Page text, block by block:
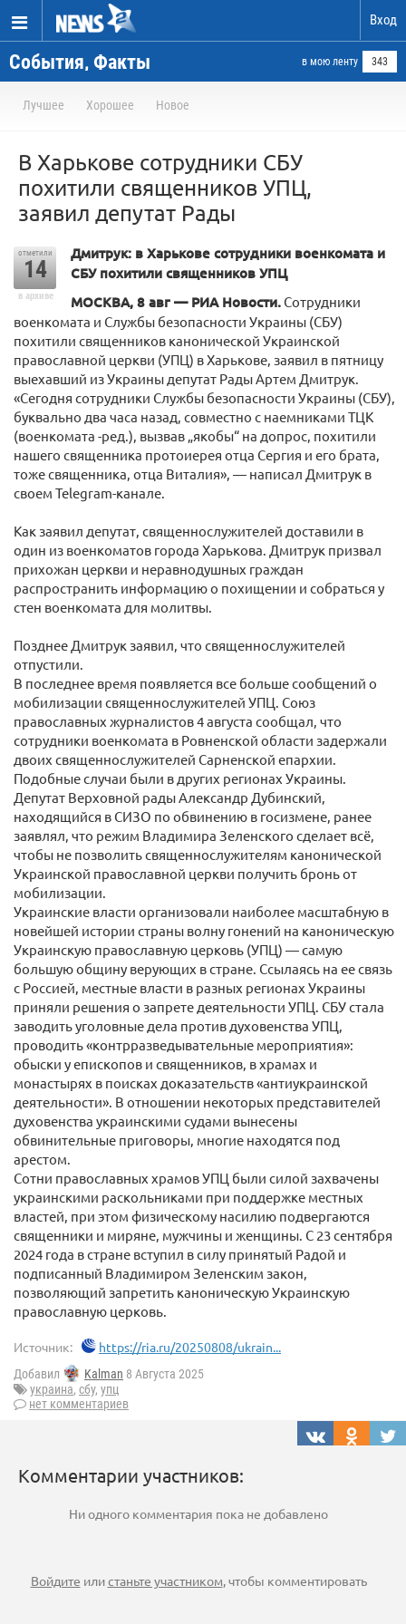
Вход
События, Факты в мою ленту 343
Лучшее Хорошее Новое
В Харькове сотрудники СБУ
похитили священников УПЦ,
заявил депутат Рады
отметили
14
в архиве
Дмитрук: в Харькове сотрудники военкомата и
СБУ похитили священников УПЦ
МОСКВА, 8 авг — РИА Новости. Сотрудники
военкомата и Службы безопасности Украины (СБУ)
похитили священников канонической Украинской
православной церкви (УПЦ) в Харькове, заявил в пятницу
выехавший из Украины депутат Рады Артем Дмитрук.
«Сегодня сотрудники Службы безопасности Украины (СБУ),
буквально два часа назад, совместно с наемниками ТЦК
(военкомата -ред.), вызвав „якобы“ на допрос, похитили
нашего священника протоиерея отца Сергия и его брата,
тоже священника, отца Виталия», — написал Дмитрук в
своем Telegram-канале.
Как заявил депутат, священнослужителей доставили в
один из военкоматов города Харькова. Дмитрук призвал
прихожан церкви и неравнодушных граждан
распространить информацию о похищении и собраться у
стен военкомата для молитвы.
Позднее Дмитрук заявил, что священнослужителей
отпустили.
В последнее время появляется все больше сообщений о
мобилизации священнослужителей УПЦ. Союз
православных журналистов 4 августа сообщал, что
сотрудники военкомата в Ровненской области задержали
двоих священнослужителей Сарненской епархии.
Подобные случаи были в других регионах Украины.
Депутат Верховной рады Александр Дубинский,
находящийся в СИЗО по обвинению в госизмене, ранее
заявлял, что режим Владимира Зеленского сделает всё,
чтобы не позволить священнослужителям канонической
Украинской православной церкви получить бронь от
мобилизации.
Украинские власти организовали наиболее масштабную в
новейшей истории страны волну гонений на каноническую
Украинскую православную церковь (УПЦ) — самую
большую общину верующих в стране. Ссылаясь на ее связь
с Россией, местные власти в разных регионах Украины
приняли решения о запрете деятельности УПЦ. СБУ стала
заводить уголовные дела против духовенства УПЦ,
проводить «контрразведывательные мероприятия»:
обыски у епископов и священников, в храмах и
монастырях в поисках доказательств «антиукраинской
деятельности». В отношении некоторых представителей
духовенства украинскими судами вынесены
обвинительные приговоры, многие находятся под
арестом.
Сотни православных храмов УПЦ были силой захвачены
украинскими раскольниками при поддержке местных
властей, при этом физическому насилию подвергаются
священники и миряне, мужчины и женщины. С 23 сентября
2024 года в стране вступил в силу принятый Радой и
подписанный Владимиром Зеленским закон,
позволяющий запретить каноническую Украинскую
православную церковь.
Источник: https://ria.ru/20250808/ukrain...
Добавил Kalman 8 Августа 2025
украина, сбу, упц
нет комментариев
Комментарии участников:
Ни одного комментария пока не добавлено
Войдите илистаньте участником, чтобы комментировать